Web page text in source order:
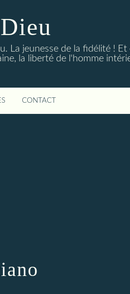
La jeunesse de la fidélité ! Et
la liberté de l'homme
CONTACT